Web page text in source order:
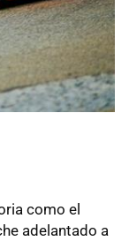
como el
adelantado a